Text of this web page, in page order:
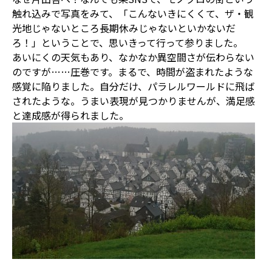
触れ込みで写真をみて、「こんないきにくくて、ザ・観
光地じゃないところ長期休みじゃないといかないだ
ろ！」ということで、思いきって行って参りました。
あいにくの天気もあり、なかなか異空間さが伝わらない
のですが……圧巻です。まるで、時間が盗まれたような
感覚に陥りました。自分だけ、パラレルワールドに飛ば
されたような。うまい表現が見つかりませんが、満足感
と達成感が得られました。